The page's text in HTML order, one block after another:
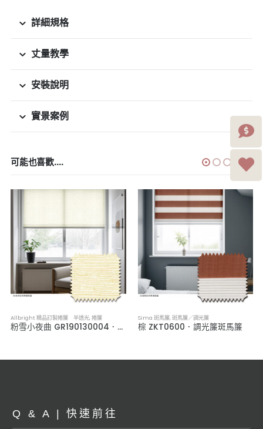
詳細規格
丈量教學
安裝說明
實景案例
可能也喜歡....
Allbright 精品訂製捲簾 半透光,捲簾
粉雪小夜曲 GR190130004．半透光捲簾
Sima 斑馬簾,斑馬簾／調光簾
棕 ZKT0600．調光簾斑馬簾
Q & A | 快速前往